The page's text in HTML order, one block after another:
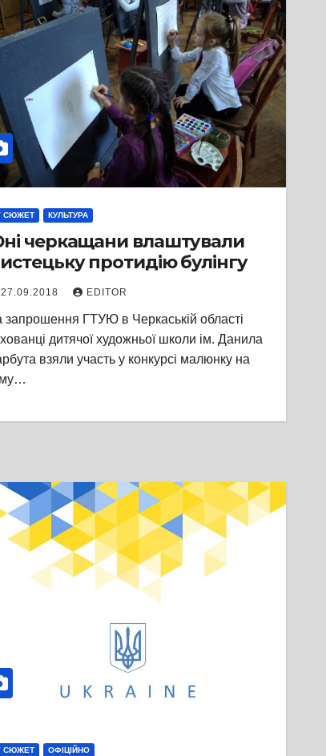
СЮЖЕТ КУЛЬТУРА
черкащани влаштували
протидію булінгу
27.09.2018 EDITOR
запрошення ГТУЮ в Черкаській області
дитячої художньої школи ім. Данила
взяли участь у конкурсі малюнку на
СЮЖЕТ ОФІЦІЙНО